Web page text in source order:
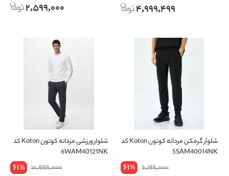
4,999,499
2,599,000
شلوار گرمکن مردانه کوتون Koton کد
5SAM40014NK
6,199,000
61%
شلوار ورزشی مردانه کوتون Koton کد
6WAM40121NK
10,999,000
61%